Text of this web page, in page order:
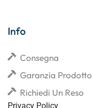
Info
Consegna
Garanzia Prodotto
Richiedi Un Reso
Privacy Policy